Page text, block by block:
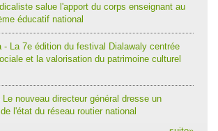
salue l'apport du corps enseignant au
éducatif national
- La 7e édition du festival Dialawaly centrée
et la valorisation du patrimoine culturel
Le nouveau directeur général dresse un
l'état du réseau routier national